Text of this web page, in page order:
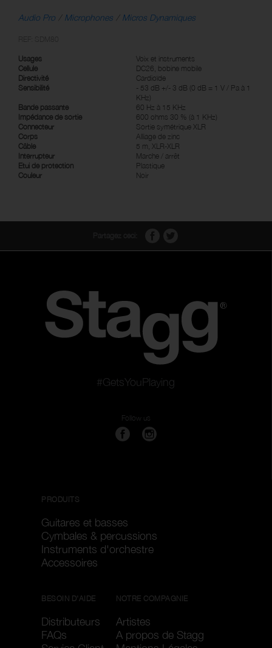
Audio Pro Microphones Micros Dynamiques
Usages
Voix et instruments
Cellule
DC26, bobine mobile
Directivité
Cardioïde
Sensibilité
- 53 dB +/- 3 dB (0 dB = 1 V / Pa à 1
KHz)
Bande passante
60 Hz à 15 KHz
Impédance de sortie
600 ohms 30 % (à 1 KHz)
Connecteur
Sortie symétrique XLR
Corps
Alliage de zinc
Câble
5 m, XLR-XLR
Interrupteur
Marche / arrêt
Etui de protection
Plastique
Couleur
Noir
#GetsYouPlaying
Follow us
PRODUITS
Guitares et basses
Cymbales & percussions
Instruments d'orchestre
Accessoires
BESOIN D'AIDE
Distributeurs
FAQs
NOTRE COMPAGNIE
Artistes
A propos de Stagg